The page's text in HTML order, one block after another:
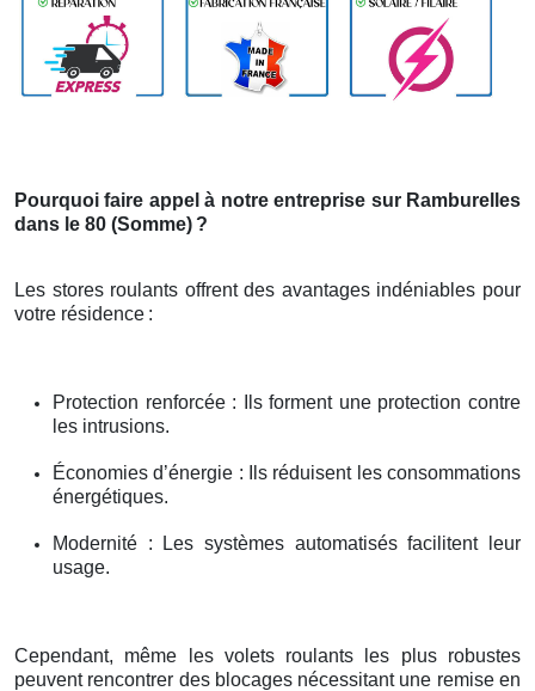
Pourquoi faire appel à notre entreprise sur Ramburelles
dans le 80 (Somme) ?
Les stores roulants offrent des avantages indéniables pour
votre résidence :
Protection renforcée : Ils forment une protection contre
les intrusions.
Économies d’énergie : Ils réduisent les consommations
énergétiques.
Modernité : Les systèmes automatisés facilitent leur
usage.
Cependant, même les volets roulants les plus robustes
peuvent rencontrer des blocages nécessitant une remise en